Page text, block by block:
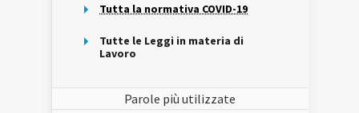
Tutta la normativa COVID-19
Tutte le Leggi in materia di
Lavoro
Parole più utilizzate